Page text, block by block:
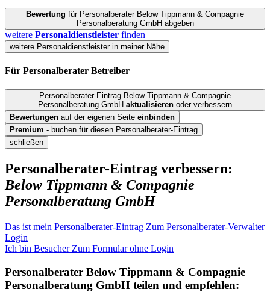
Bewertung für Personalberater Below Tippmann & Compagnie
Personalberatung GmbH abgeben
weitere Personaldienstleister finden
weitere Personaldienstleister in meiner Nähe
Für Personalberater Betreiber
Personalberater-Eintrag Below Tippmann & Compagnie
Personalberatung GmbH aktualisieren oder verbessern
Bewertungen auf der eigenen Seite einbinden
Premium - buchen für diesen Personalberater-Eintrag
schließen
Personalberater-Eintrag verbessern:
Below Tippmann & Compagnie
Personalberatung GmbH
Das ist mein Personalberater-Eintrag Zum Personalberater-Verwalter
Login
Ich bin Besucher Zum Formular ohne Login
Personalberater Below Tippmann & Compagnie
Personalberatung GmbH teilen und empfehlen: